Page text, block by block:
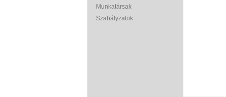
Munkatársak
Szabályzatok